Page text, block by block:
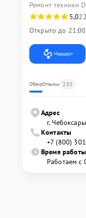
Ремонт техники
5,0
Открыто до 21:00
Маршрут
ОбзорОтзывы 235
Адрес
г.
Контакты
+7 (800)
Время работы
Работаем с